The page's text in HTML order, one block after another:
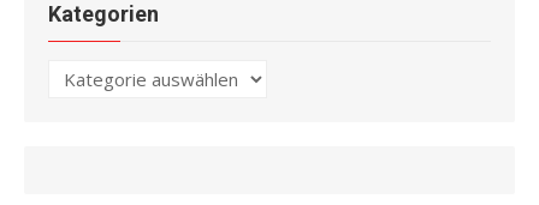
Kategorien
Kategorien